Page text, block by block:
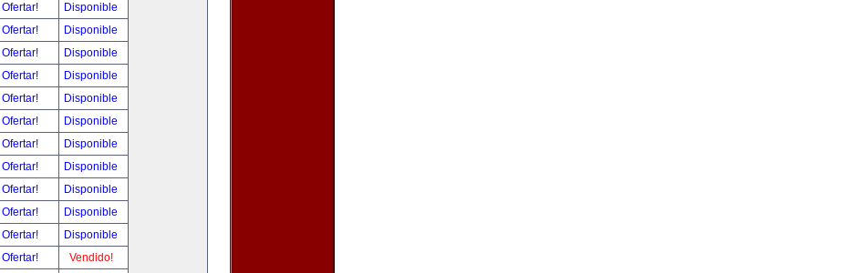
Ofertar!
Disponible
Ofertar!
Disponible
Ofertar!
Disponible
Ofertar!
Disponible
Ofertar!
Disponible
Ofertar!
Disponible
Ofertar!
Disponible
Ofertar!
Disponible
Ofertar!
Disponible
Ofertar!
Disponible
Ofertar!
Disponible
Ofertar!
Vendido!